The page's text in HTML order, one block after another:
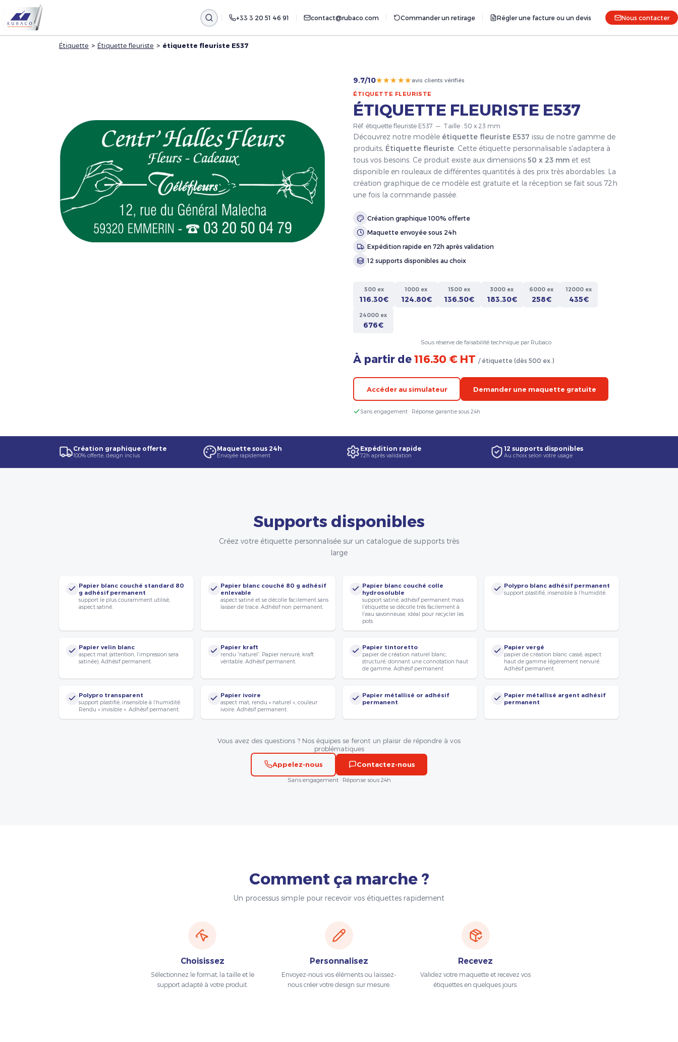
+33 3 20 51 46 91 contact@rubaco.com Commander un retirage Régler une facture ou un devis Nous contacter
Étiquette > Étiquette fleuriste > étiquette fleuriste E537
9.7/10★★★★★avis clients vérifiés
ÉTIQUETTE FLEURISTE
ÉTIQUETTE FLEURISTE E537
Réf. étiquette fleuriste E537 — Taille : 50 x 23 mm
Découvrez notre modèle étiquette fleuriste E537 issu de notre gamme de
produits, Étiquette fleuriste . Cette étiquette personnalisable s'adaptera à
tous vos besoins. Ce produit existe aux dimensions 50 x 23 mm et est
disponible en rouleaux de différentes quantités à des prix très abordables. La
création graphique de ce modèle est gratuite et la réception se fait sous 72h
une fois la commande passée.
Création graphique 100% offerte
Maquette envoyée sous 24h
Expédition rapide en 72h après validation
12 supports disponibles au choix
500 ex
116.30€
1000 ex
124.80€
1500 ex
136.50€
3000 ex
183.30€
6000 ex
258€
12000 ex
435€
24000 ex
676€
Sous réserve de faisabilité technique par Rubaco
À partir de 116.30 € HT / étiquette (dès 500 ex.)
Accéder au simulateur Demander une maquette gratuite
Sans engagement · Réponse garantie sous 24h
Création graphique offerte
100% offerte, design inclus
Maquette sous 24h
Envoyée rapidement
Expédition rapide
72h après validation
12 supports disponibles
Au choix selon votre usage
Supports disponibles
Créez votre étiquette personnalisée sur un catalogue de supports très
large
Papier blanc couché standard 80
g adhésif permanent
support le plus couramment utilisé,
aspect satiné.
Papier blanc couché 80 g adhésif
enlevable
aspect satiné et se décolle facilement sans
laisser de trace. Adhésif non permanent.
Papier blanc couché colle
hydrosoluble
support satiné, adhésif permanent mais
l’étiquette se décolle très facilement à
l’eau savonneuse, idéal pour recycler les
pots.
Polypro blanc adhésif permanent
support plastifié, insensible à l’humidité.
Papier velin blanc
aspect mat (attention, l’impression sera
satinée). Adhésif permanent.
Papier kraft
rendu “naturel”. Papier nervuré, kraft
véritable. Adhésif permanent.
Papier tintoretto
papier de création naturel blanc,
structuré, donnant une connotation haut
de gamme. Adhésif permanent.
Papier vergé
papier de création blanc cassé, aspect
haut de gamme légèrement nervuré.
Adhésif permanent.
Polypro transparent
support plastifié, insensible à l’humidité.
Rendu « invisible ». Adhésif permanent.
Papier ivoire
aspect mat, rendu « naturel », couleur
ivoire. Adhésif permanent.
Papier métallisé or adhésif
permanent
Papier métallisé argent adhésif
permanent
Vous avez des questions ? Nos équipes se feront un plaisir de répondre à vos
problématiques
Appelez-nous
Contactez-nous
Sans engagement · Réponse sous 24h
Comment ça marche ?
Un processus simple pour recevoir vos étiquettes rapidement
Choisissez
Sélectionnez le format, la taille et le
support adapté à votre produit.
Personnalisez
Envoyez-nous vos éléments ou laissez-
nous créer votre design sur mesure.
Recevez
Validez votre maquette et recevez vos
étiquettes en quelques jours.